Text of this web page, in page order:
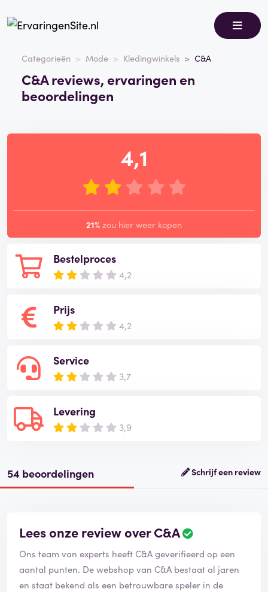
Categorieën Mode Kledingwinkels C&A
C&A reviews, ervaringen en
beoordelingen
Bestelproces
4,2
Prijs
4,2
Service
3,7
Levering
3,9
4,1
21% zou hier weer kopen
54 beoordelingen Schrijf een review
Lees onze review over C&A
Ons team van experts heeft C&A geverifieerd op een
aantal punten. De webshop van C&A bestaat al jaren
en staat bekend als een betrouwbare speler in de